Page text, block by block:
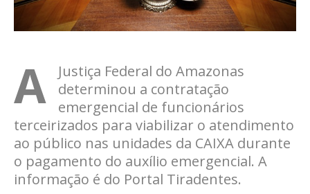
A
Justiça Federal do Amazonas
determinou a contratação
emergencial de funcionários
terceirizados para viabilizar o atendimento
ao público nas unidades da CAIXA durante
o pagamento do auxílio emergencial. A
informação é do Portal Tiradentes.